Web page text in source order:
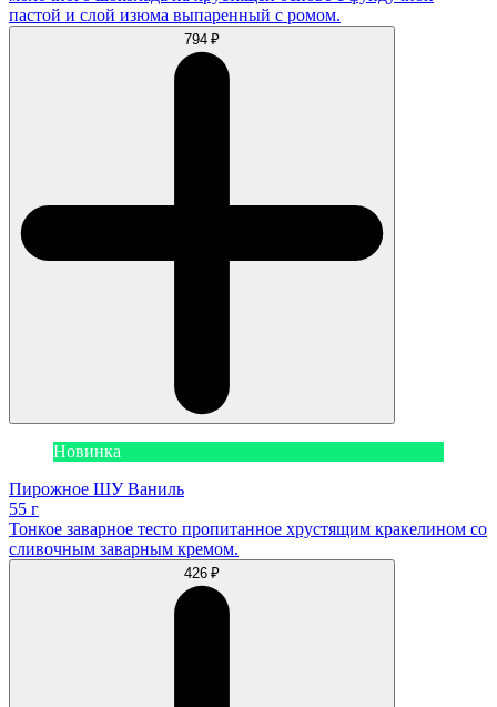
пастой и слой изюма выпаренный с ромом.
794 ₽
Новинка
Пирожное ШУ Ваниль
55 г
Тонкое заварное тесто пропитанное хрустящим кракелином со
сливочным заварным кремом.
426 ₽